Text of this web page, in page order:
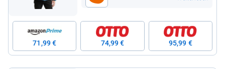
71,99 € 74,99 € 95,99 €